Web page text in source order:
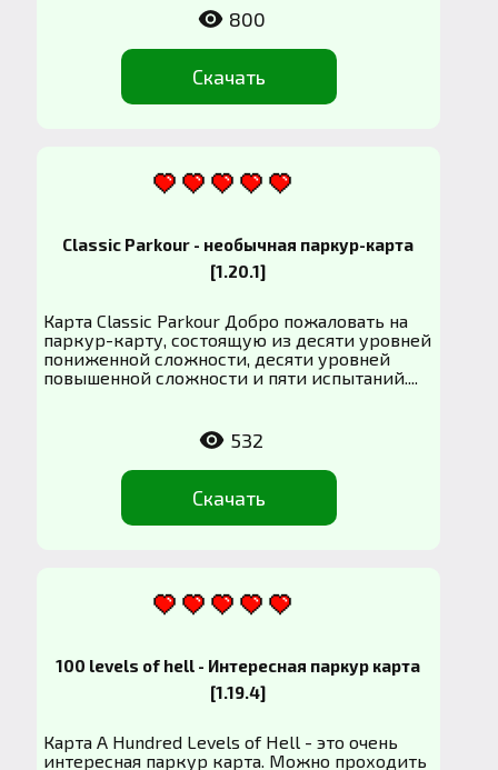
Скачать
800
Classic Parkour - необычная паркур-карта
[1.20.1]
Карта Classic Parkour Добро пожаловать на
паркур-карту, состоящую из десяти уровней
пониженной сложности, десяти уровней
повышенной сложности и пяти испытаний....
Скачать
532
100 levels of hell - Интересная паркур карта
[1.19.4]
Карта A Hundred Levels of Hell - это очень
интересная паркур карта. Можно проходить